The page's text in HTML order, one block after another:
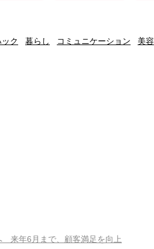
ク 暮らし コミュニケーション 美容
来年6月まで、顧客満足を向上